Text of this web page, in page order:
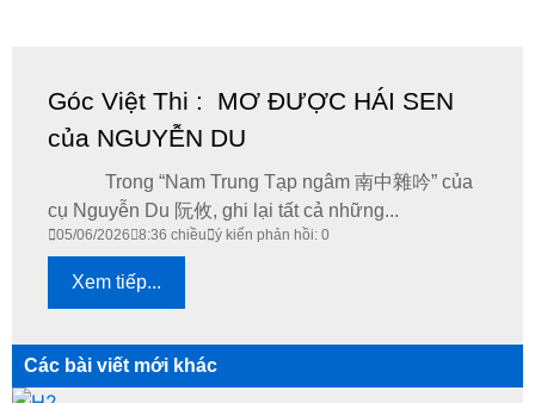
Góc Việt Thi : MƠ ĐƯỢC HÁI SEN
của NGUYỄN DU
Trong “Nam Trung Tạp ngâm 南中雜吟” của
cụ Nguyễn Du 阮攸, ghi lại tất cả những...
05/06/2026 8:36 chiều ý kiến phản hồi: 0
Xem tiếp...
Các bài viết mới khác